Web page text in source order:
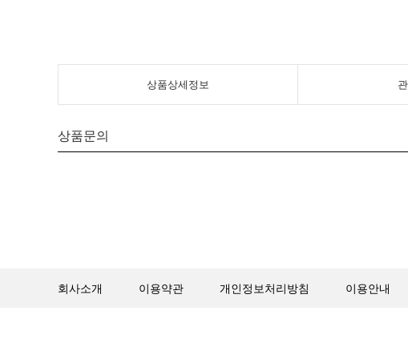
상품상세정보
상품문의
회사소개 이용약관 개인정보처리방침 이용안내